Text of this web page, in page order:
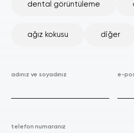
dental görüntüleme
ağız kokusu diğer
adınız ve soyadınız e-
telefon numaranız